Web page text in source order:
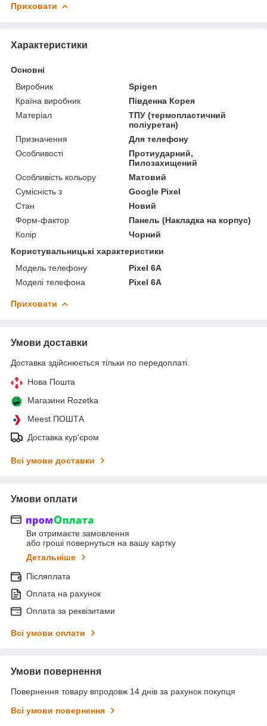
Приховати
Характеристики
Основні
Виробник
Spigen
Країна виробник
Південна Корея
Матеріал
ТПУ (термопластичний
поліуретан)
Призначення
Для телефону
Особливості
Протиударний,
Пилозахищений
Особливість кольору
Матовий
Сумісність з
Google Pixel
Стан
Новий
Форм-фактор
Панель (Накладка на корпус)
Колір
Чорний
Користувальницькі характеристики
Модель телефону
Pixel 6A
Моделі телефона
Pixel 6A
Приховати
Умови доставки
Доставка здійснюється тільки по передоплаті.
Нова Пошта
Магазини Rozetka
Meest ПОШТА
Доставка кур'єром
Всі умови доставки
Умови оплати
Ви отримаєте замовлення
або гроші повернуться на вашу картку
Детальніше
Післяплата
Оплата на рахунок
Оплата за реквізитами
Всі умови оплати
Умови повернення
Повернення товару впродовж 14 днів за рахунок покупця
Всі умови повернення